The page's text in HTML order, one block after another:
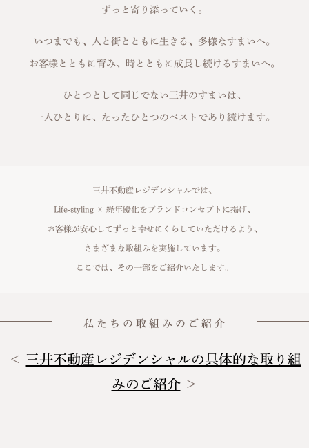
ずっと寄り添っていく。
いつまでも、人と街とともに生きる、多様なすまいへ。
お客様とともに育み、時とともに成長し続けるすまいへ。
ひとつとして同じでない三井のすまいは、
一人ひとりに、たったひとつのベストであり続けます。
三井不動産レジデンシャルでは、
Life-styling × 経年優化をブランドコンセプトに掲げ、
お客様が安心してずっと幸せにくらしていただけるよう、
さまざまな取組みを実施しています。
ここでは、その一部をご紹介いたします。
私 た ち の 取 組 み の ご 紹 介
＜ 三井不動産レジデンシャルの具体的な取り組
みのご紹介＞